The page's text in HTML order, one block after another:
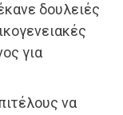
δουλειές
για
να